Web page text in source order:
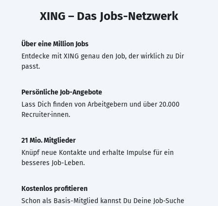
XING – Das Jobs-Netzwerk
Über eine Million Jobs
Entdecke mit XING genau den Job, der wirklich zu Dir
passt.
Persönliche Job-Angebote
Lass Dich finden von Arbeitgebern und über 20.000
Recruiter·innen.
21 Mio. Mitglieder
Knüpf neue Kontakte und erhalte Impulse für ein
besseres Job-Leben.
Kostenlos profitieren
Schon als Basis-Mitglied kannst Du Deine Job-Suche